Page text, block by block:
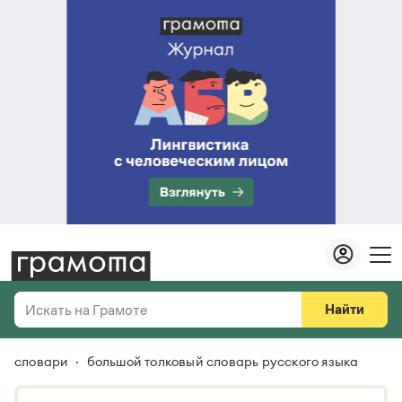
Искать на Грамоте
Справочная служба
Найти
Везде
словари большой толковый словарь русского языка